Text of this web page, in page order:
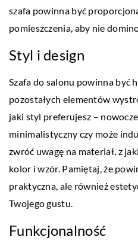
szafa powinna być
pomieszczenia, aby nie
Styl i design
Szafa do salonu powinna być
pozostałych elementów
jaki styl preferujesz –
minimalistyczny czy może
zwróć uwagę na materiał, z
kolor i wzór. Pamiętaj, że
praktyczna, ale również
Twojego gustu.
Funkcjonalność